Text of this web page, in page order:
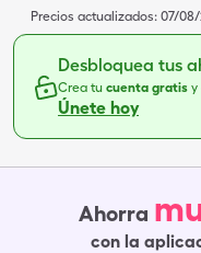
Precios actualizados: 07/
Desbloquea tus
Crea tu cuenta gratis y
Únete hoy
Ahorra
con la